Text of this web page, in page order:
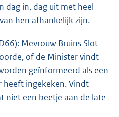
dag in, dag uit met heel
hen afhankelijk zijn.
Mevrouw Bruins Slot
of de Minister vindt
geïnformeerd als een
heeft ingekeken. Vindt
niet een beetje aan de late